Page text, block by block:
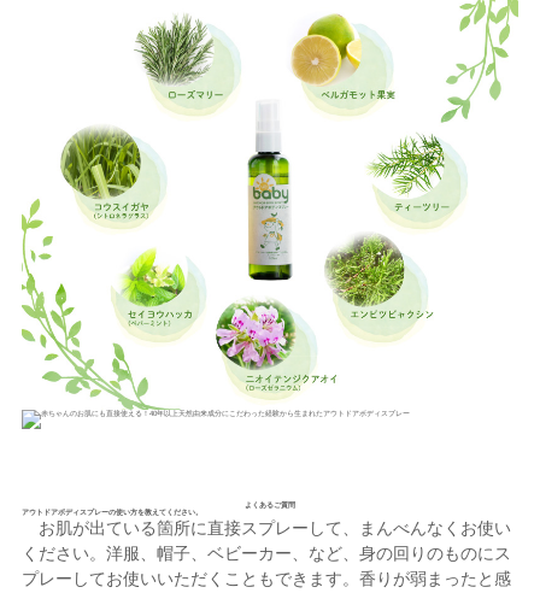
よくあるご質問
アウトドアボディスプレーの使い方を教えてください。
お肌が出ている箇所に直接スプレーして、まんべんなくお使い
ください。洋服、帽子、ベビーカー、など、身の回りのものにス
プレーしてお使いいただくこともできます。香りが弱まったと感